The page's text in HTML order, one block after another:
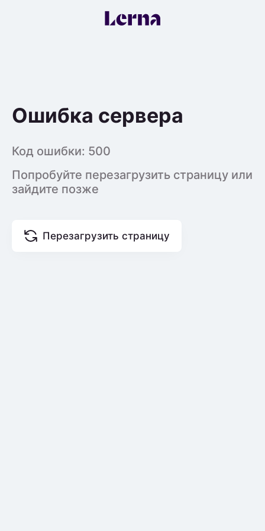
Ошибка сервера
Код ошибки: 500
Попробуйте перезагрузить страницу или
зайдите позже
Перезагрузить страницу